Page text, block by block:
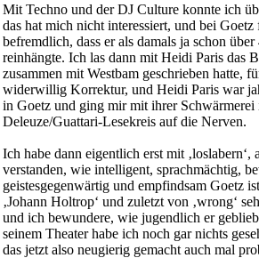
Mit Techno und der DJ Culture konnte ich
das hat mich nicht interessiert, und bei Goetz
befremdlich, dass er als damals ja schon
reinhängte. Ich las dann mit Heidi Paris das
zusammen mit Westbam geschrieben hatte,
widerwillig Korrektur, und Heidi Paris war
in Goetz und ging mir mit ihrer Schwärmerei
Deleuze/Guattari-Lesekreis auf die Nerven.
Ich habe dann eigentlich erst mit ‚loslabern‘,
verstanden, wie intelligent, sprachmächtig,
geistesgegenwärtig und empfindsam Goetz
‚Johann Holtrop‘ und zuletzt von ‚wrong‘
und ich bewundere, wie jugendlich er
seinem Theater habe ich noch gar nichts
das jetzt also neugierig gemacht auch mal